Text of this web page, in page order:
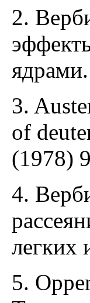
2.
3.
of
(1978)
4.
легких
5.